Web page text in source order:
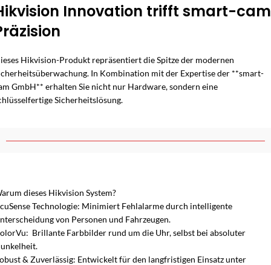
Innovation trifft smart-cam
Hikvision-Produkt repräsentiert die Spitze der modernen
In Kombination mit der Expertise der **smart-
GmbH** erhalten Sie nicht nur Hardware, sondern eine
Sicherheitslösung.
dieses Hikvision System?
Technologie: Minimiert Fehlalarme durch intelligente
von Personen und Fahrzeugen.
Brillante Farbbilder rund um die Uhr, selbst bei absoluter
& Zuverlässig: Entwickelt für den langfristigen Einsatz unter